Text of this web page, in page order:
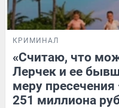
КРИМИНАЛ
«Считаю, что
Лерчек и ее
меру
251 миллиона